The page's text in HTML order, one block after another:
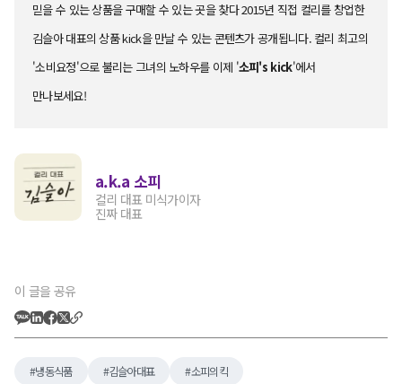
믿을 수 있는 상품을 구매할 수 있는 곳을 찾다 2015년 직접 컬리를 창업한
김슬아 대표의 상품 kick을 만날 수 있는 콘텐츠가 공개됩니다. 컬리 최고의
'소비요정'으로 불리는 그녀의 노하우를 이제 '소피's kick'에서
만나보세요!
a.k.a 소피
컬리 대표 미식가이자
진짜 대표
이 글을 공유
냉동식품 김슬아대표 소피의킥